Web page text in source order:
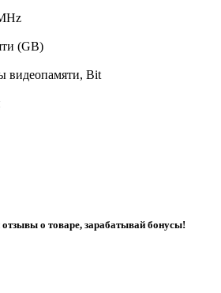
(GB)
видеопамяти, Bit
отзывы о товаре, зарабатывай бонусы!